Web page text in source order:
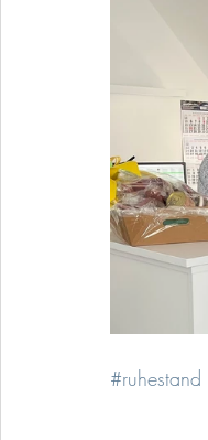
#ruhestand